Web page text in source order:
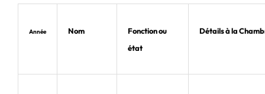
Année Nom
Fonction ou
état
Détails à la